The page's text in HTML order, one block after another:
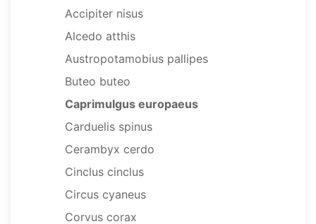
Accipiter nisus
Alcedo atthis
Austropotamobius pallipes
Buteo buteo
Caprimulgus europaeus
Carduelis spinus
Cerambyx cerdo
Cinclus cinclus
Circus cyaneus
Corvus corax